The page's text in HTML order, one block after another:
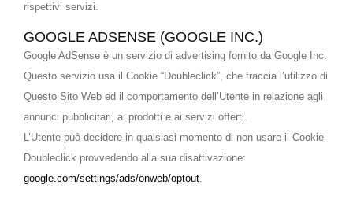
rispettivi servizi.
GOOGLE ADSENSE (GOOGLE INC.)
Google AdSense è un servizio di advertising fornito da Google Inc.
Questo servizio usa il Cookie “Doubleclick”, che traccia l’utilizzo di
Questo Sito Web ed il comportamento dell’Utente in relazione agli
annunci pubblicitari, ai prodotti e ai servizi offerti.
L’Utente può decidere in qualsiasi momento di non usare il Cookie
Doubleclick provvedendo alla sua disattivazione:
google.com/settings/ads/onweb/optout.